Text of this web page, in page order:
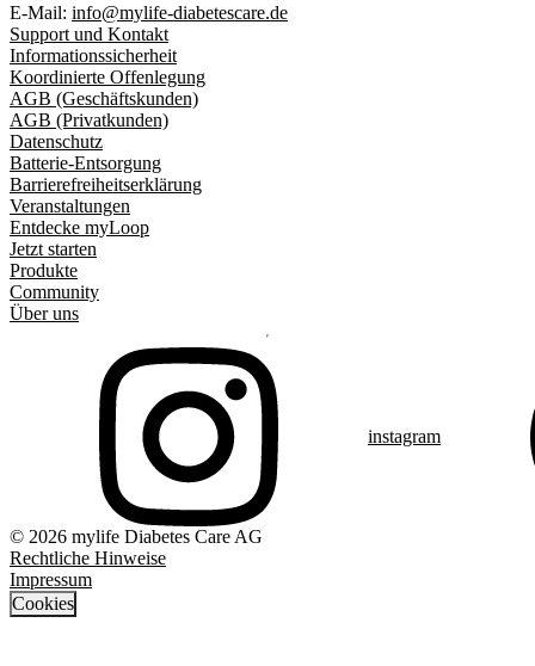
E-Mail: info@mylife-diabetescare.de
Support und Kontakt
Informationssicherheit
Koordinierte Offenlegung
AGB (Geschäftskunden)
AGB (Privatkunden)
Datenschutz
Batterie-Entsorgung
Barrierefreiheitserklärung
Veranstaltungen
Entdecke myLoop
Jetzt starten
Produkte
Community
Über uns
instagram
© 2026 mylife Diabetes Care AG
Rechtliche Hinweise
Impressum
Cookies